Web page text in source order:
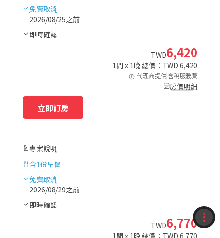
收藏
免費取消
2026/08/25之前
即時確認
TWD6,420
1間 x 1晚 總價：TWD 6,420
代理商提供|含稅服務費
房價明細
立即訂房
專案說明
含1份早餐
免費取消
2026/08/29之前
即時確認
TWD6,770
1間 x 1晚 總價：TWD 6,770